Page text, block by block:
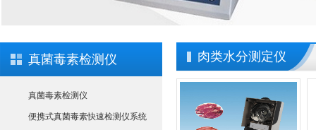
真菌毒素检测仪
真菌毒素检测仪
便携式真菌毒素快速检测仪系统
肉类水分测定仪